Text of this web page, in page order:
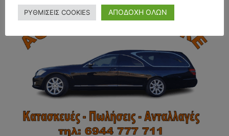
ΡΥΘΜΙΣΕΙΣ COOKIES ΑΠΟΔΟΧΗ ΟΛΩΝ